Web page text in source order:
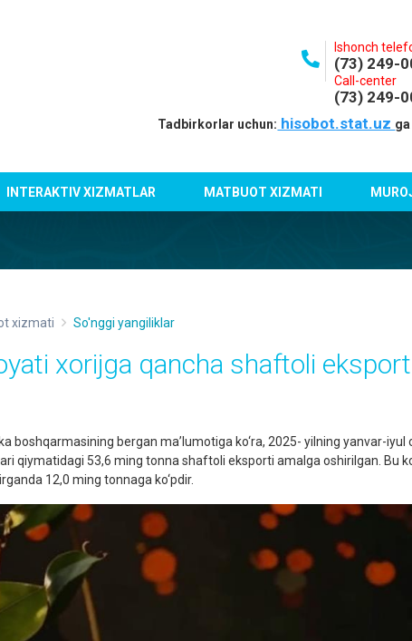
Ishonch
(73) 249-
Call-center
(73) 249-
Tadbirkorlar uchun: hisobot.stat.uz
INTERAKTIV XIZMATLAR MATBUOT XIZMATI
xizmati So'nggi yangiliklar
xorijga qancha shaftoli
boshqarmasining bergan ma’lumotiga ko‘ra, 2025- yilning yanvar-iyul
qiymatidagi 53,6 ming tonna shaftoli eksporti amalga oshirilgan. Bu
12,0 ming tonnaga ko‘pdir.